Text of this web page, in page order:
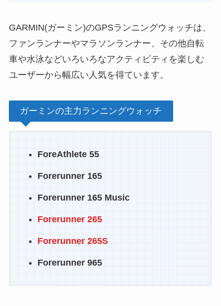
GARMIN(ガーミン)のGPSランニングウォッチは、
ファンランナーやマラソンランナー、その他自転
車や水泳などいろいろなアクティビティを楽しむ
ユーザーから幅広い人気を得ています。
ガーミンの主力ランニングウォッチ
ForeAthlete 55
Forerunner 165
Forerunner 165 Music
Forerunner 265
Forerunner 265S
Forerunner 965